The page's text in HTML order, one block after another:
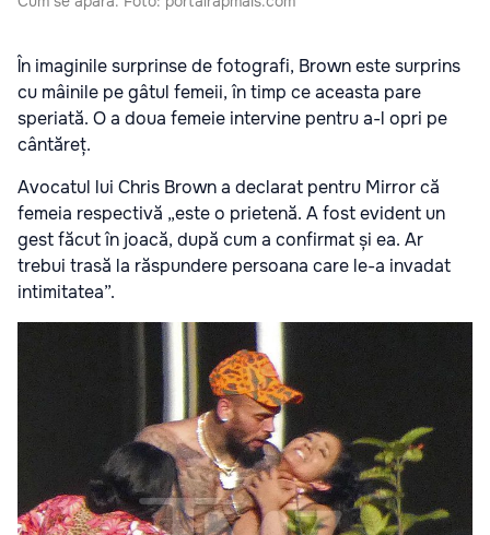
În imaginile surprinse de fotografi, Brown este surprins
cu mâinile pe gâtul femeii, în timp ce aceasta pare
speriată. O a doua femeie intervine pentru a-l opri pe
cântăreț.
Avocatul lui Chris Brown a declarat pentru Mirror că
femeia respectivă „este o prietenă. A fost evident un
gest făcut în joacă, după cum a confirmat și ea. Ar
trebui trasă la răspundere persoana care le-a invadat
intimitatea”.